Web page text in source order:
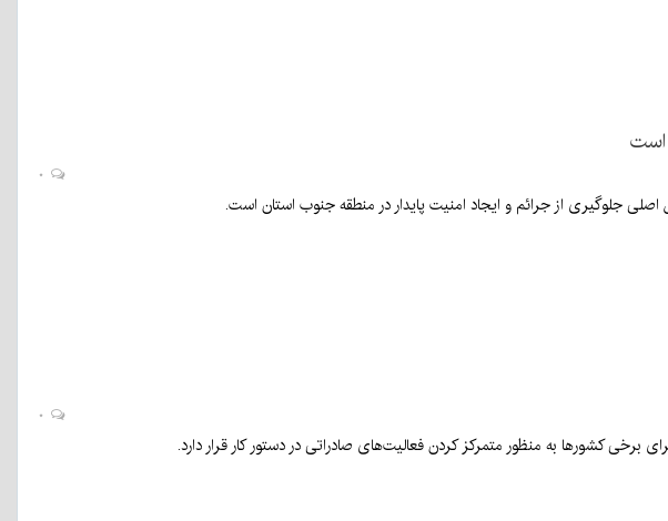
است
جلوگیری از جرائم و ایجاد امنیت پایدار در منطقه جنوب استان است.
کشورها به منظور متمرکز کردن فعالیت‌های صادراتی در دستور کار قرار دارد.